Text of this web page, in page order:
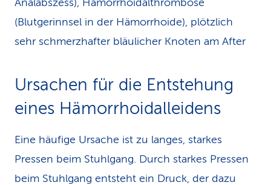
Analabszess), Hämorrhoidalthrombose
(Blutgerinnsel in der Hämorrhoide), plötzlich
sehr schmerzhafter bläulicher Knoten am After
Ursachen für die Entste­hung
eines Hämorrhoidal­leidens
Eine häufige Ursache ist zu langes, starkes
Pressen beim Stuhlgang. Durch starkes Pressen
beim Stuhlgang entsteht ein Druck, der dazu